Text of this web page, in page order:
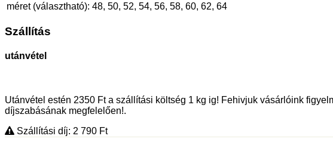
méret (választható): 48, 50, 52, 54, 56, 58, 60, 62, 64
Szállítás
utánvétel
Utánvétel estén 2350 Ft a szállítási költség 1 kg ig! Fehivjuk vásárlóink
díjszabásának megfelelően!.
Szállítási díj: 2 790 Ft